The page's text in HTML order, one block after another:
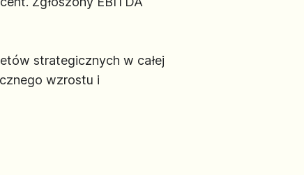
strategicznych w całej
wzrostu i